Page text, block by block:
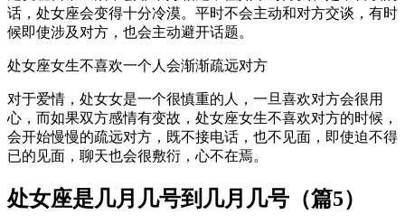
话，处女座会变得十分冷漠。平时不会主动和对方交谈，有时
候即使涉及对方，也会主动避开话题。
处女座女生不喜欢一个人会渐渐疏远对方
对于爱情，处女女是一个很慎重的人，一旦喜欢对方会很用
心，而如果双方感情有变故，处女座女生不喜欢对方的时候，
会开始慢慢的疏远对方，既不接电话，也不见面，即使迫不得
已的见面，聊天也会很敷衍，心不在焉。
处女座是几月几号到几月几号（篇5）